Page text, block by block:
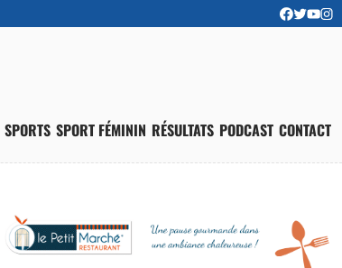
SPORTS SPORT FÉMININ RÉSULTATS PODCAST CONTACT